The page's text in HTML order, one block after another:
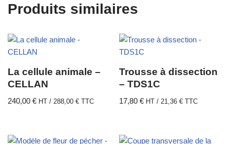
Produits similaires
La cellule animale –
CELLAN
240,00 € HT / 288,00 € TTC
Trousse à dissection
– TDS1C
17,80€ HT /21,36€ TTC